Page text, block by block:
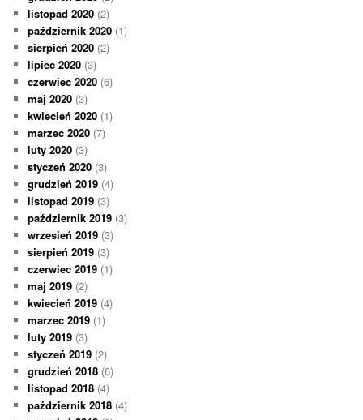
listopad 2020 (2)
październik 2020 (1)
sierpień 2020 (2)
lipiec 2020 (3)
czerwiec 2020 (6)
maj 2020 (3)
kwiecień 2020 (1)
marzec 2020 (7)
luty 2020 (3)
styczeń 2020 (3)
grudzień 2019 (4)
listopad 2019 (3)
październik 2019 (3)
wrzesień 2019 (3)
sierpień 2019 (3)
czerwiec 2019 (1)
maj 2019 (2)
kwiecień 2019 (4)
marzec 2019 (1)
luty 2019 (3)
styczeń 2019 (2)
grudzień 2018 (6)
listopad 2018 (4)
październik 2018 (4)